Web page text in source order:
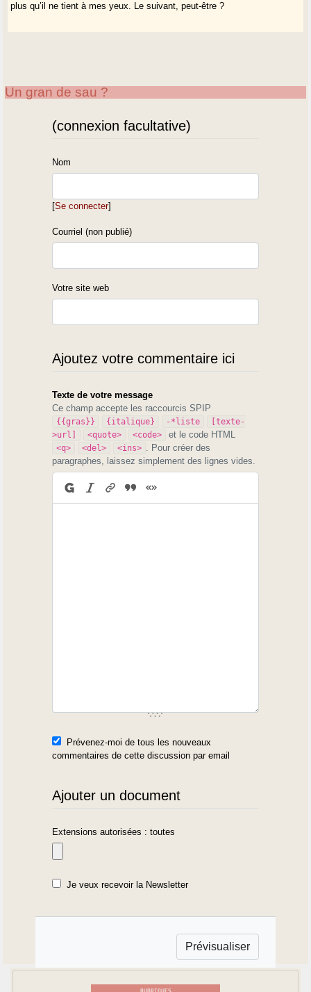
plus qu’il ne tient à mes yeux. Le suivant, peut-être ?
Un gran de sau ?
(connexion facultative)
Nom
[Se connecter]
Courriel (non publié)
Votre site web
Ajoutez votre commentaire ici
Texte de votre message
Ce champ accepte les raccourcis SPIP
{{gras}} {italique} -*liste
[texte-
>url]
<quote> <code> et le code HTML
<q> <del> <ins>
. Pour créer des
paragraphes, laissez simplement des lignes vides.
Prévenez-moi de tous les nouveaux
commentaires de cette discussion par email
Ajouter un document
Extensions autorisées : toutes
Je veux recevoir la Newsletter